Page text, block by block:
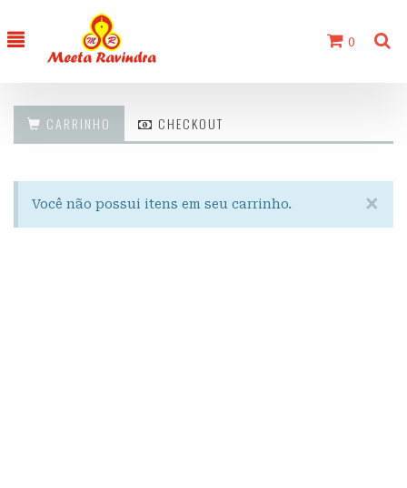
0
CARRINHO CHECKOUT
×
Você não possui itens em seu carrinho.